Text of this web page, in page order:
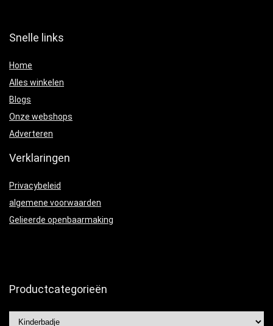
Snelle links
Home
Alles winkelen
Blogs
Onze webshops
Adverteren
Verklaringen
Privacybeleid
algemene voorwaarden
Gelieerde openbaarmaking
Productcategorieën